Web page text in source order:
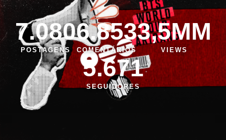
7.080
POSTAGENS
6.853
COMENTÁRIOS
3,5MM
VIEWS
5.671
SEGUIDORES